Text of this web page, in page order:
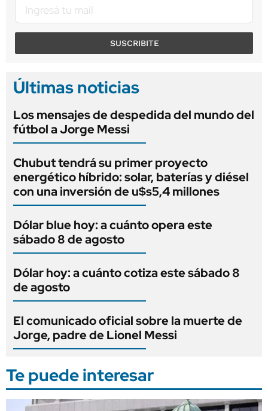
SUSCRIBITE
Últimas noticias
Los mensajes de despedida del mundo del
fútbol a Jorge Messi
Chubut tendrá su primer proyecto
energético híbrido: solar, baterías y diésel
con una inversión de u$s5,4 millones
Dólar blue hoy: a cuánto opera este
sábado 8 de agosto
Dólar hoy: a cuánto cotiza este sábado 8
de agosto
El comunicado oficial sobre la muerte de
Jorge, padre de Lionel Messi
Te puede interesar